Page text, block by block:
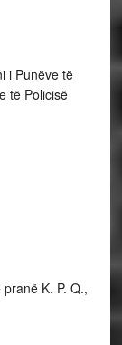
i Punëve të
të Policisë
K. P. Q.,